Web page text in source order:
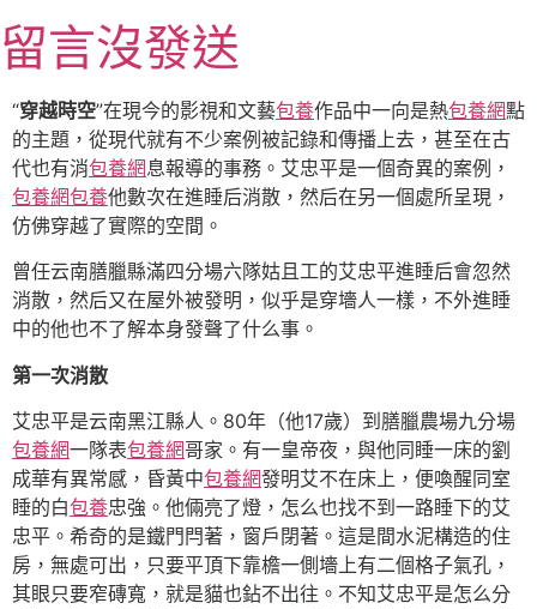
至
主
要
內
容
留言沒發送
“穿越時空”在現今的影視和文藝包養作品中一向是熱包養網點
的主題，從現代就有不少案例被記錄和傳播上去，甚至在古
代也有消包養網息報導的事務。艾忠平是一個奇異的案例，
包養網包養他數次在進睡后消散，然后在另一個處所呈現，
仿佛穿越了實際的空間。
曾任云南膳臘縣滿四分場六隊姑且工的艾忠平進睡后會忽然
消散，然后又在屋外被發明，似乎是穿墻人一樣，不外進睡
中的他也不了解本身發聲了什么事。
第一次消散
艾忠平是云南黑江縣人。80年（他17歲）到膳臘農場九分場
包養網一隊表包養網哥家。有一皇帝夜，與他同睡一床的劉
成華有異常感，昏黃中包養網發明艾不在床上，便喚醒同室
睡的白包養忠強。他倆亮了燈，怎么也找不到一路睡下的艾
忠平。希奇的是鐵門閂著，窗戶閉著。這是間水泥構造的住
房，無處可出，只要平頂下靠檐一側墻上有二個格子氣孔，
其眼只要窄磚寬，就是貓也鉆不出往。不知艾忠平是怎么分